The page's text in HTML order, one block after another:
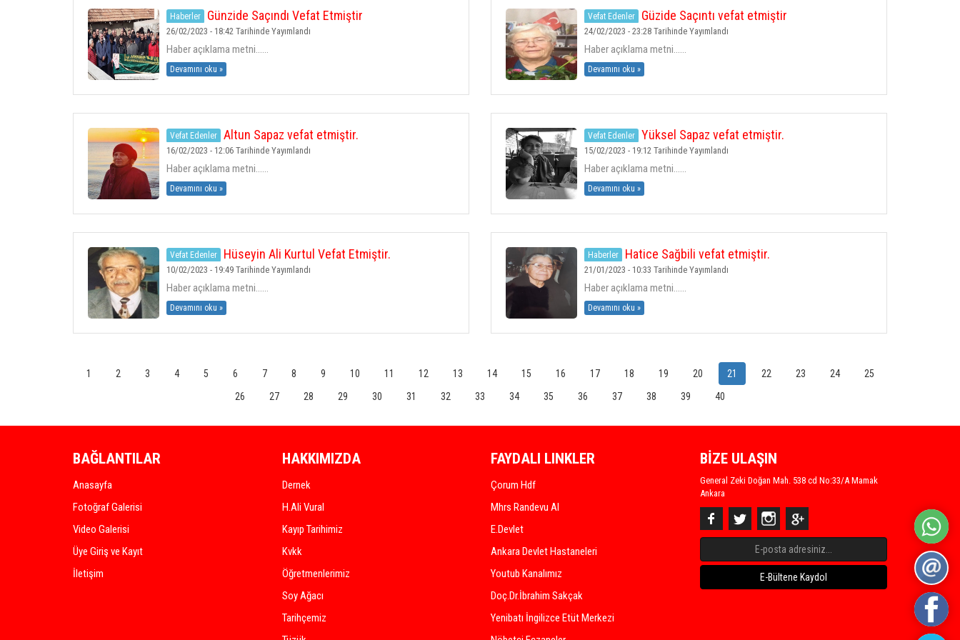
Haberler Günzide Saçındı Vefat Etmiştir
26/02/2023 - 18:42 Tarihinde Yayımlandı
Haber açıklama metni......
Devamını oku »
Vefat Edenler Güzide Saçıntı vefat etmiştir
24/02/2023 - 23:28 Tarihinde Yayımlandı
Haber açıklama metni......
Devamını oku »
Vefat Edenler Altun Sapaz vefat etmiştir.
16/02/2023 - 12:06 Tarihinde Yayımlandı
Haber açıklama metni......
Devamını oku »
Vefat Edenler Yüksel Sapaz vefat etmiştir.
15/02/2023 - 19:12 Tarihinde Yayımlandı
Haber açıklama metni......
Devamını oku »
Vefat Edenler Hüseyin Ali Kurtul Vefat Etmiştir.
10/02/2023 - 19:49 Tarihinde Yayımlandı
Haber açıklama metni......
Devamını oku »
Haberler Hatice Sağbili vefat etmiştir.
21/01/2023 - 10:33 Tarihinde Yayımlandı
Haber açıklama metni......
Devamını oku »
1 2 3 4 5 6 7 8 9 10 11 12 13 14 15 16 17 18 19 20 21 22 23 24
25
26
27 28 29 30 31 32 33 34 35 36 37 38 39 40
BAĞLANTILAR
Anasayfa
Fotoğraf Galerisi
Video Galerisi
Üye Giriş ve Kayıt
İletişim
HAKKIMIZDA
Dernek
H.Ali Vural
Kayıp Tarihimiz
Kvkk
Öğretmenlerimiz
Soy Ağacı
Tarihçemiz
FAYDALI LINKLER
Çorum Hdf
Mhrs Randevu Al
E.Devlet
Ankara Devlet Hastaneleri
Youtub Kanalımız
Doç.Dr.İbrahim Sakçak
Yenibatı İngilizce Etüt Merkezi
BİZE ULAŞIN
General Zeki Doğan Mah. 538 cd No:33/A Mamak
Ankara